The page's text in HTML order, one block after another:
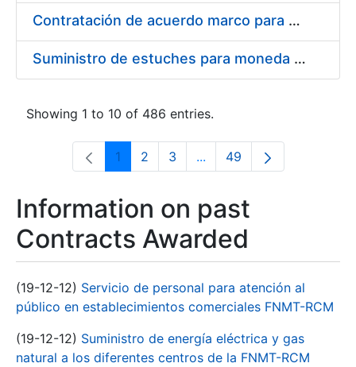
Contratación de acuerdo marco para el Suministro de Material de Electricidad para la Fábrica Nacional de Moneda y Timbre-Real Casa de la Moneda en su centro de trabajo de Burgos
Suministro de estuches para moneda de 30 €
Showing 1 to 10 of 486 entries.
Page
1 Page
2 Page
3 ...Intermediate Pages Use
Page
49
Information on past
Contracts Awarded
(19-12-12) Servicio de personal para atención al
público en establecimientos comerciales FNMT-RCM
(19-12-12) Suministro de energía eléctrica y gas
natural a los diferentes centros de la FNMT-RCM